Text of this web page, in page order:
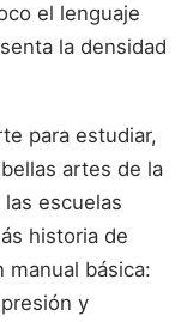
el lenguaje
la densidad
para estudiar,
artes de la
escuelas
historia de
manual básica:
y